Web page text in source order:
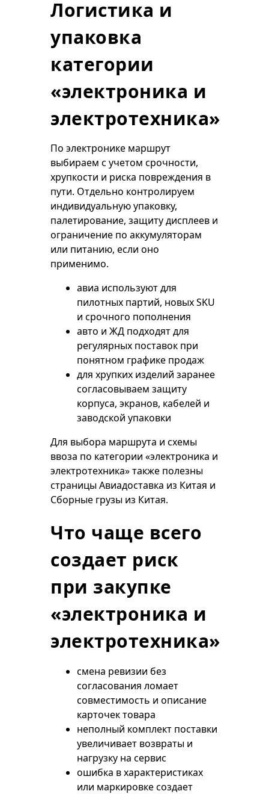
Логистика и
упаковка
категории
«электроника и
электротехника»
По электронике маршрут
выбираем с учетом срочности,
хрупкости и риска повреждения в
пути. Отдельно контролируем
индивидуальную упаковку,
палетирование, защиту дисплеев и
ограничение по аккумуляторам
или питанию, если оно
применимо.
авиа используют для
пилотных партий, новых SKU
и срочного пополнения
авто и ЖД подходят для
регулярных поставок при
понятном графике продаж
для хрупких изделий заранее
согласовываем защиту
корпуса, экранов, кабелей и
заводской упаковки
Для выбора маршрута и схемы
ввоза по категории «электроника и
электротехника» также полезны
страницыАвиадоставка из Китая и
Сборные грузы из Китая.
Что чаще всего
создает риск
при закупке
«электроника и
электротехника»
смена ревизии без
согласования ломает
совместимость и описание
карточек товара
неполный комплект поставки
увеличивает возвраты и
нагрузку на сервис
ошибка в характеристиках
или маркировке создает